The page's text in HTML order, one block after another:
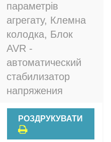
параметрів
агрегату, Клемна
колодка, Блок
AVR -
автоматический
стабилизатор
напряжения
РОЗДРУКУВАТИ